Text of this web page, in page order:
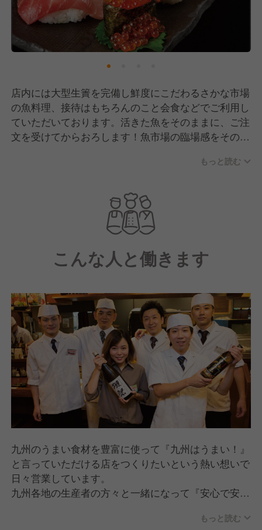
店内には大型生簀を完備し鮮度にこだわるさかな市場
の魚料理、接待はもちろんのこと会食などでご利用し
ていただいております。活きた魚をそのままに、ご注
文を受けてからおろします！魚市場の臨場感をそのま
もっと読む
こんな人と働きます
九州のうまい食材を豊富に使って『九州はうまい！』
と言っていただける店をつくりたいという熱い想いで
日々営業しています。
九州各地の生産者の方々と一緒になって『安心で安全
した『食文化』を地域のお客様並びに従業員1人1人と
もっと読む